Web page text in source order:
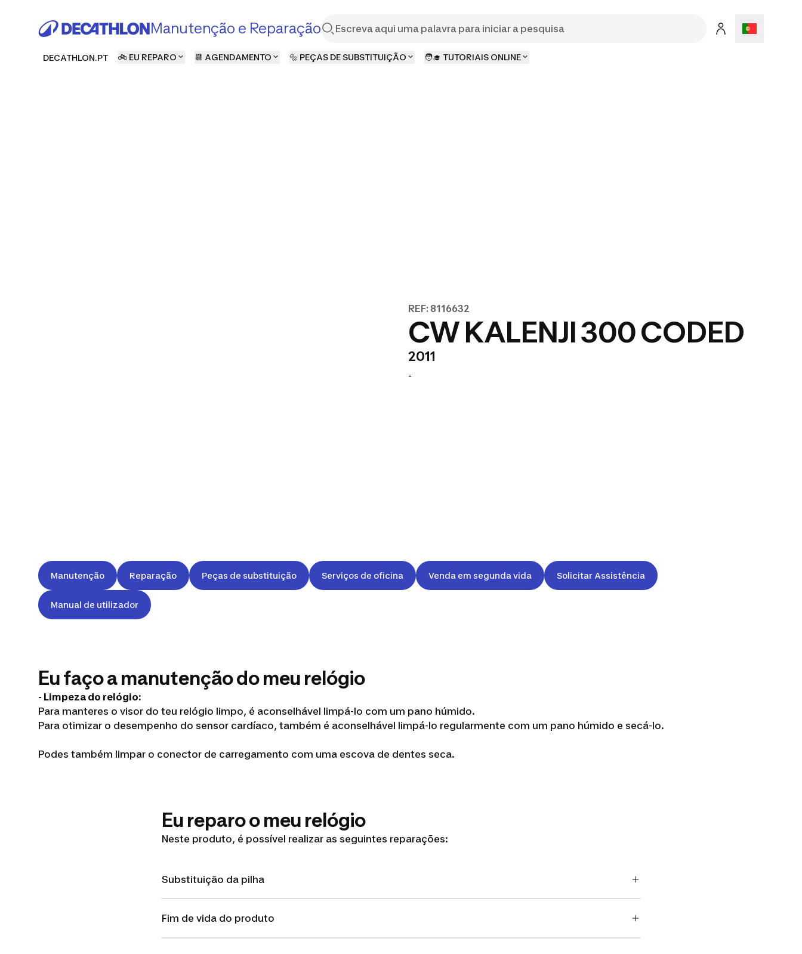
Manutenção e Reparação
DECATHLON.PT 🚲 EU REPARO 📆 AGENDAMENTO 🔩 PEÇAS DE SUBSTITUIÇÃO 🧑‍🎓 TUTORIAIS ONLINE
REF: 8116632
CW KALENJI 300 CODED
2011
-
Manutenção Reparação Peças de substituição Serviços de oficina Venda em segunda vida Solicitar Assistência
Manual de utilizador
Eu faço a manutenção do meu relógio
- Limpeza do relógio:
Para manteres o visor do teu relógio limpo, é aconselhável limpá-lo com um pano húmido.
Para otimizar o desempenho do sensor cardíaco, também é aconselhável limpá-lo regularmente com um pano húmido e secá-lo.
Podes também limpar o conector de carregamento com uma escova de dentes seca.
Eu reparo o meu relógio
Neste produto, é possível realizar as seguintes reparações:
Substituição da pilha
Fim de vida do produto